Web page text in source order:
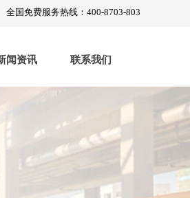
全国免费服务热线：400-8703-803
闻资讯 联系我们